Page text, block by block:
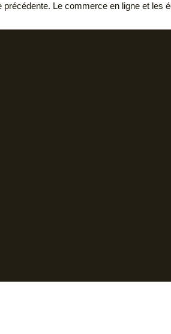
précédente. Le commerce en ligne et